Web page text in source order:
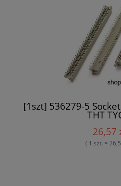
[1szt] 536279-5
THT
26,57
( 1 szt. =